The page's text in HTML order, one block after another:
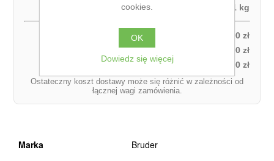
Waga produktu:
1 kg
Odbiór własny:
0,00 zł
Kurier DPD – za pobraniem (1 paczka):
27,00 zł
Kurier DPD – przedpłata (1 paczka):
21,00 zł
Ostateczny koszt dostawy może się różnić w zależności od
łącznej wagi zamówienia.
Marka Bruder
cookies.
OK
Dowiedz się więcej